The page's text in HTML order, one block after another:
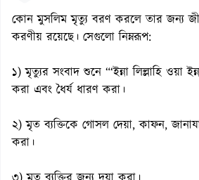
কোন মুসলিম মৃত্যু বরণ করলে তার জন্য
করণীয় রয়েছে। সেগুলো নিম্নরূপ:
১) মৃত্যুর সংবাদ শুনে “‘ইন্না লিল্লাহি ওয়া
করা এবং ধৈর্য ধারণ করা।
২) মৃত ব্যক্তিকে গোসল দেয়া, কাফন,
করা।